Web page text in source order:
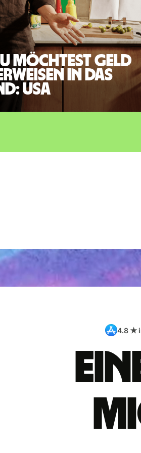
möchtest Geld
in das
USA
4.8 ★